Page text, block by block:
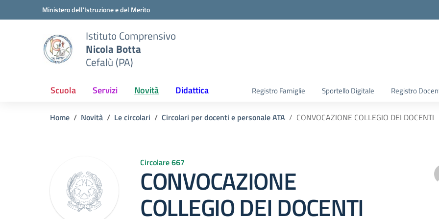
Vai ai contenuti
Vai al menu di navigazioneMinistero dell'Istruzione e del Merito
Istituto Comprensivo
Nicola Botta
Cefalù (PA)
Scuola Servizi Novità Didattica Registro Famiglie Sportello Digitale Registro
Home Novità Le circolari Circolari per docenti e personale ATA CONVOCAZIONE COLLEGIO DEI DOCENTI
Circolare 667
CONVOCAZIONE
COLLEGIO DEI DOCENTI